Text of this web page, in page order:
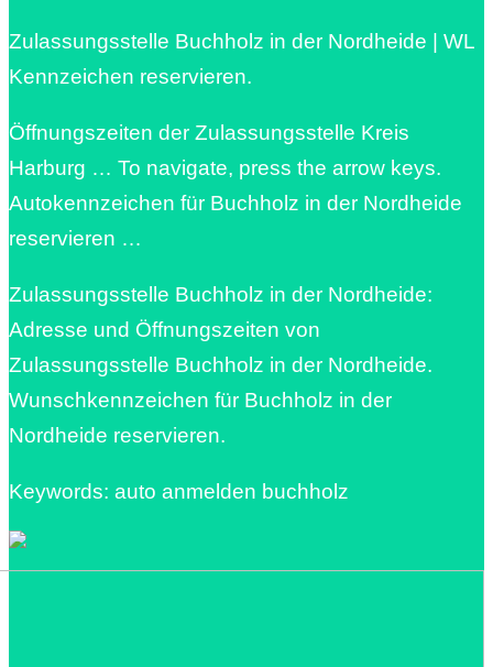
Zulassungsstelle Buchholz in der Nordheide | WL
Kennzeichen reservieren.
Öffnungszeiten der Zulassungsstelle Kreis
Harburg … To navigate, press the arrow keys.
Autokennzeichen für Buchholz in der Nordheide
reservieren …
Zulassungsstelle Buchholz in der Nordheide:
Adresse und Öffnungszeiten von
Zulassungsstelle Buchholz in der Nordheide.
Wunschkennzeichen für Buchholz in der
Nordheide reservieren.
Keywords: auto anmelden buchholz